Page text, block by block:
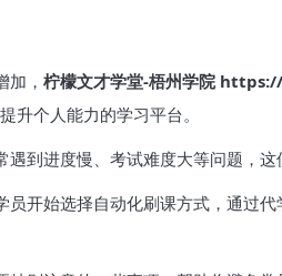
， 柠檬文才学堂-梧州学院
升个人能力的学习平台。
到进度慢、考试难度大等问题，这
员开始选择自动化刷课方式，通过